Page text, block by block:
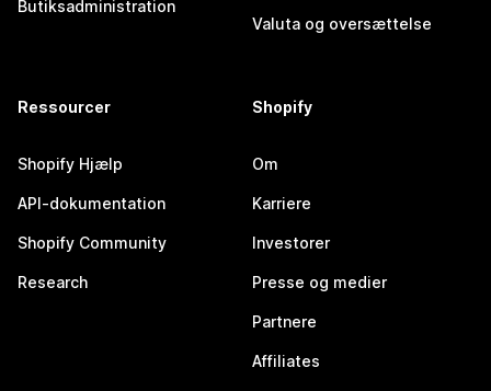
Butiksadministration
Valuta og oversættelse
Ressourcer
Shopify Hjælp
API-dokumentation
Shopify Community
Research
Shopify
Om
Karriere
Investorer
Presse og medier
Partnere
Affiliates